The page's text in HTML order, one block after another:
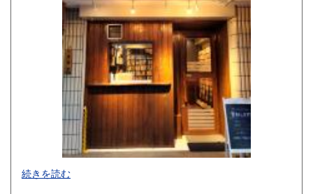
350円 長崎県
350円 大分県
350円 鹿児島県
350円
続きを読む